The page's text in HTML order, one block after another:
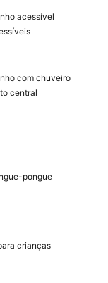
acessível
com chuveiro
central
pongue
crianças